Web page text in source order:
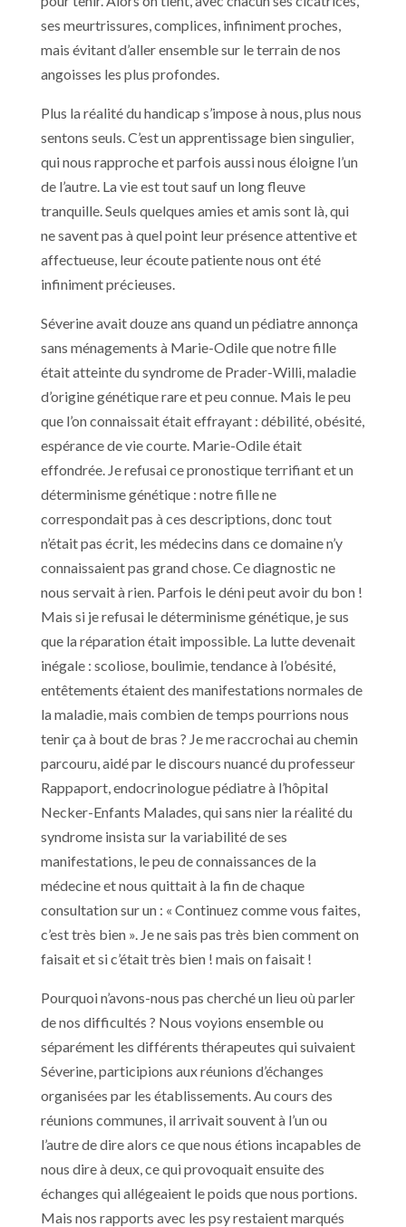
ses meurtrissures, complices, infiniment proches,
mais évitant d’aller ensemble sur le terrain de nos
angoisses les plus profondes.
Plus la réalité du handicap s’impose à nous, plus nous
sentons seuls. C’est un apprentissage bien singulier,
qui nous rapproche et parfois aussi nous éloigne l’un
de l’autre. La vie est tout sauf un long fleuve
tranquille. Seuls quelques amies et amis sont là, qui
ne savent pas à quel point leur présence attentive et
affectueuse, leur écoute patiente nous ont été
infiniment précieuses.
Séverine avait douze ans quand un pédiatre annonça
sans ménagements à Marie-Odile que notre fille
était atteinte du syndrome de Prader-Willi, maladie
d’origine génétique rare et peu connue. Mais le peu
que l’on connaissait était effrayant : débilité, obésité,
espérance de vie courte. Marie-Odile était
effondrée. Je refusai ce pronostique terrifiant et un
déterminisme génétique : notre fille ne
correspondait pas à ces descriptions, donc tout
n’était pas écrit, les médecins dans ce domaine n’y
connaissaient pas grand chose. Ce diagnostic ne
nous servait à rien. Parfois le déni peut avoir du bon !
Mais si je refusai le déterminisme génétique, je sus
que la réparation était impossible. La lutte devenait
inégale : scoliose, boulimie, tendance à l’obésité,
entêtements étaient des manifestations normales de
la maladie, mais combien de temps pourrions nous
tenir ça à bout de bras ? Je me raccrochai au chemin
parcouru, aidé par le discours nuancé du professeur
Rappaport, endocrinologue pédiatre à l’hôpital
Necker-Enfants Malades, qui sans nier la réalité du
syndrome insista sur la variabilité de ses
manifestations, le peu de connaissances de la
médecine et nous quittait à la fin de chaque
consultation sur un : « Continuez comme vous faites,
c’est très bien ». Je ne sais pas très bien comment on
faisait et si c’était très bien ! mais on faisait !
Pourquoi n’avons-nous pas cherché un lieu où parler
de nos difficultés ? Nous voyions ensemble ou
séparément les différents thérapeutes qui suivaient
Séverine, participions aux réunions d’échanges
organisées par les établissements. Au cours des
réunions communes, il arrivait souvent à l’un ou
l’autre de dire alors ce que nous étions incapables de
nous dire à deux, ce qui provoquait ensuite des
échanges qui allégeaient le poids que nous portions.
Mais nos rapports avec les psy restaient marqués